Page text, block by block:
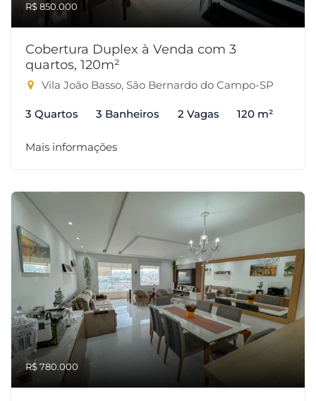
R$ 850.000
Cobertura Duplex à Venda com 3
quartos, 120m²
Vila João Basso, São Bernardo do Campo-SP
3 Quartos 3 Banheiros 2 Vagas 120 m²
Mais informações
R$ 780.000